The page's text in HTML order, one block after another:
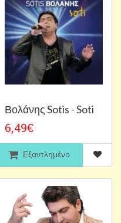
Βολάνης Sotis - Soti
6,49€
Εξαντλημένο